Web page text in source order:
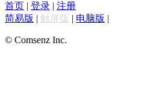
首页 | 登录 | 注册
简易版 | 触屏版 | 电脑版 |
© Comsenz Inc.